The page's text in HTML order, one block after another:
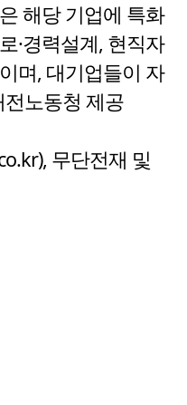
해당 기업에 특화
·경력설계, 현직자
며, 대기업들이 자
노동청 제공
무단전재 및